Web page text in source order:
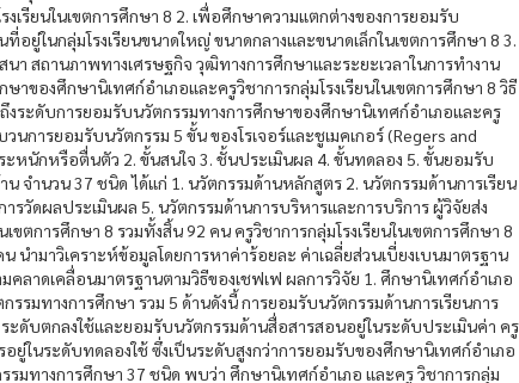
เรียนในเขตการศึกษา 8 2. เพื่อศึกษาความแตกต่างของการยอมรับ
อยู่ในกลุ่มโรงเรียนขนาดใหญ่ ขนาดกลางและขนาดเล็กในเขตการศึกษา 8 3.
า สถานภาพทางเศรษฐกิจ วุฒิทางการศึกษาและระยะเวลาในการทำงาน
ของศึกษานิเทศก์อำเภอและครูวิชาการกลุ่มโรงเรียนในเขตการศึกษา 8 วิธี
ระดับการยอมรับนวัตกรรมทางการศึกษาของศึกษานิเทศก์อำเภอและครู
วนการยอมรับนวัตกรรม 5 ขั้น ของโรเจอร์และชูเมคเกอร์ (Regers and
หนักหรือตื่นตัว 2. ขั้นสนใจ 3. ชั้นประเมินผล 4. ขั้นทดลอง 5. ขั้นยอมรับ
จำนวน 37 ชนิด ได้แก่ 1. นวัตกรรมด้านหลักสูตร 2. นวัตกรรมด้านการเรียน
รวัดผลประเมินผล 5. นวัตกรรมด้านการบริหารและการบริการ ผู้วิจัยส่ง
ตการศึกษา 8 รวมทั้งสิ้น 92 คน ครูวิชาการกลุ่มโรงเรียนในเขตการศึกษา 8
นำมาวิเคราะห์ข้อมูลโดยการหาค่าร้อยละ ค่าเฉลี่ยส่วนเบี่ยงเบนมาตรฐาน
ลาดเคลื่อนมาตรฐานตามวิธีของเชฟเฟ ผลการวิจัย 1. ศึกษานิเทศก์อำเภอ
รรมทางการศึกษา รวม 5 ด้านดังนี้ การยอมรับนวัตกรรมด้านการเรียนการ
ดับตกลงใช้และยอมรับนวัตกรรมด้านสื่อสารสอนอยู่ในระดับประเมินค่า ครู
ยู่ในระดับทดลองใช้ ซึ่งเป็นระดับสูงกว่าการยอมรับของศึกษานิเทศก์อำเภอ
มทางการศึกษา 37 ชนิด พบว่า ศึกษานิเทศก์อำเภอ และครู วิชาการกลุ่ม